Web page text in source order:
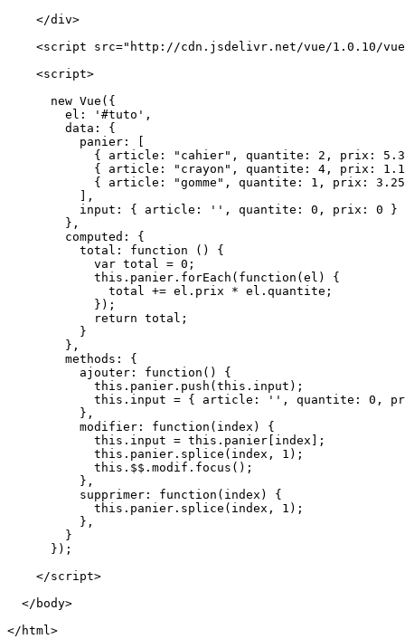
    </div>
<script src="http://cdn.jsdelivr.net/vue/1.0.10/
    <script>
      new Vue({
        el: '#tuto',
        data: {
          panier: [
{ article: "cahier", quantite: 2, prix:
{ article: "crayon", quantite: 4, prix:
{ article: "gomme", quantite: 1, prix:
          ],
          input: { article: '', quantite: 0, prix: 0 }
        },
        computed: {
          total: function () {
            var total = 0;
            this.panier.forEach(function(el) {
              total += el.prix * el.quantite;
            });
            return total;
          }
        },
        methods: {
          ajouter: function() {
            this.panier.push(this.input);
this.input = { article: '', quantite: 0,
          },
          modifier: function(index) {
            this.input = this.panier[index];
            this.panier.splice(index, 1);
            this.$$.modif.focus();
          },
          supprimer: function(index) {
            this.panier.splice(index, 1);
          },
        }
      });
    </script>
  </body>
</html>